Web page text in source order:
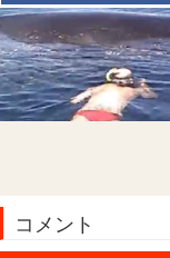
コメント